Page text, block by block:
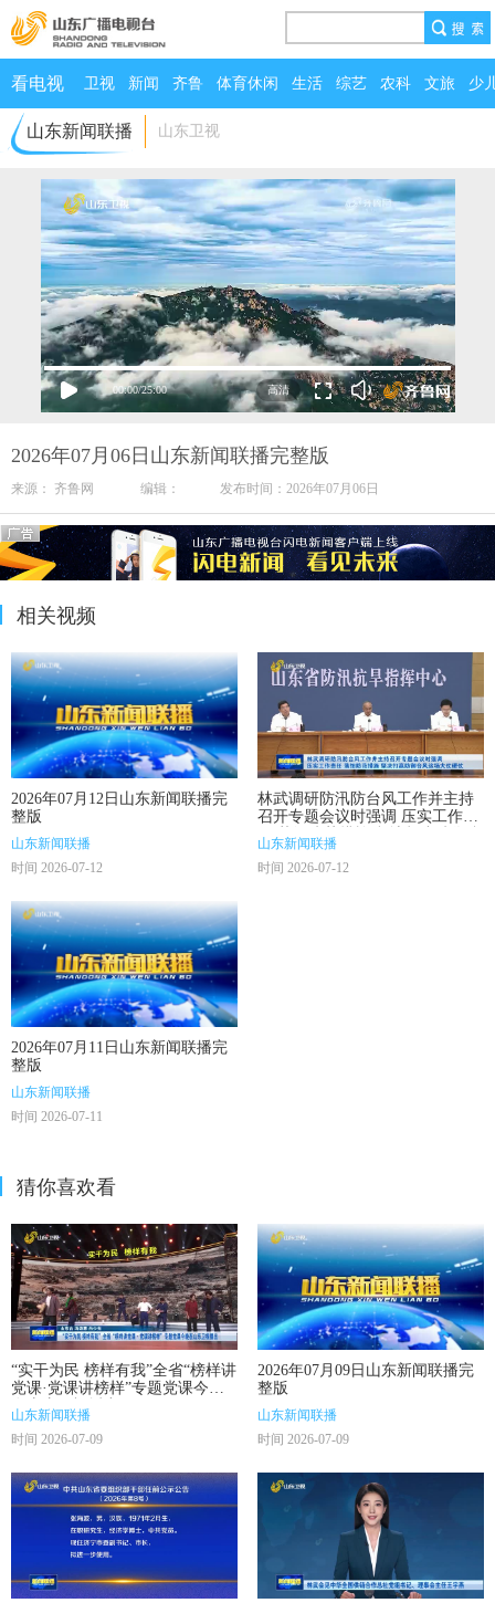
看电视 卫视 新闻 齐鲁 体育休闲 生活 综艺 农科 文旅 少
山东新闻联播 山东卫视
00:00/25:00
2026年07月06日山东新闻联播完整版
来源： 齐鲁网 编辑： 发布时间：2026年07月06日
相关视频
2026年07月12日山东新闻联播完
整版
山东新闻联播
时间 2026-07-12
林武调研防汛防台风工作并主持
召开专题会议时强调 压实工作责
任 落细防范措施 坚决打赢防御台
风这场大仗硬仗
山东新闻联播
时间 2026-07-12
2026年07月11日山东新闻联播完
整版
山东新闻联播
时间 2026-07-11
猜你喜欢看
“实干为民 榜样有我”全省“榜样讲
党课·党课讲榜样”专题党课今晚
在山东卫视播出
山东新闻联播
时间 2026-07-09
2026年07月09日山东新闻联播完
整版
山东新闻联播
时间 2026-07-09